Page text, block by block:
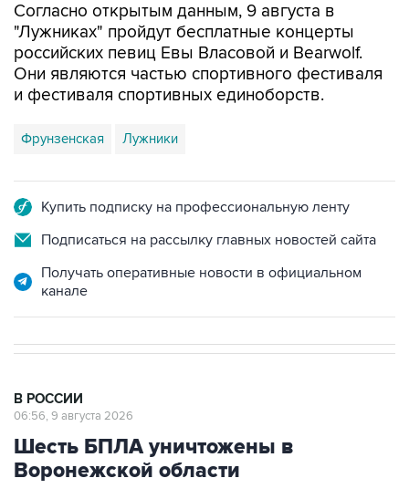
Согласно открытым данным, 9 августа в
"Лужниках" пройдут бесплатные концерты
российских певиц Евы Власовой и Bearwolf.
Они являются частью спортивного фестиваля
и фестиваля спортивных единоборств.
Фрунзенская Лужники
Купить подписку на профессиональную ленту
Подписаться на рассылку главных новостей сайта
Получать оперативные новости в официальном
канале
В РОССИИ
06:56, 9 августа 2026
Шесть БПЛА уничтожены в
Воронежской области